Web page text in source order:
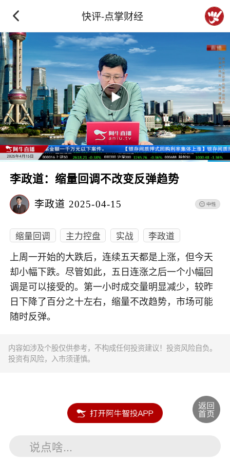
快评-点掌财经
李政道：缩量回调不改变反弹趋势
李政道 2025-04-15
缩量回调 主力控盘 实战 李政道
上周一开始的大跌后，连续五天都是上涨，但今天
却小幅下跌。尽管如此，五日连涨之后一个小幅回
调是可以接受的。第一小时成交量明显减少，较昨
日下降了百分之十左右，缩量不改趋势，市场可能
随时反弹。
内容如涉及个股仅供参考，不构成任何投资建议！投资风险自负。
投资有风险，入市须谨慎。
说点啥...